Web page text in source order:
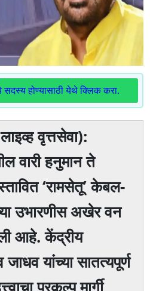
सदस्य होण्यासाठी येथे क्लिक करा.
वृत्तसेवा):
वारी हनुमान ते
‘रामसेतू’ केबल-
उभारणीस अखेर वन
आहे. केंद्रीय
जाधव यांच्या सातत्यपूर्ण
प्रकल्प मार्गी